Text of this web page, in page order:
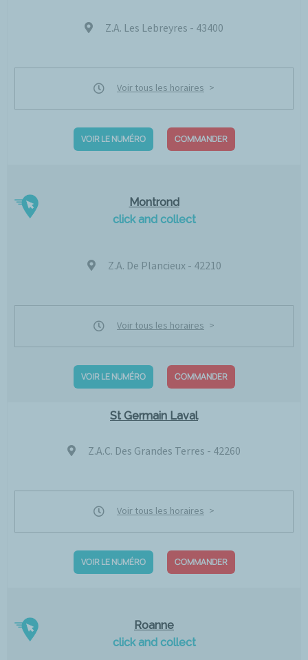
Z.A. Les Lebreyres - 43400
Voir tous les horaires
VOIR LE NUMÉRO COMMANDER
Montrond
click and collect
Z.A. De Plancieux - 42210
Voir tous les horaires
VOIR LE NUMÉRO COMMANDER
St Germain Laval
Z.A.C. Des Grandes Terres - 42260
Voir tous les horaires
VOIR LE NUMÉRO COMMANDER
Roanne
click and collect